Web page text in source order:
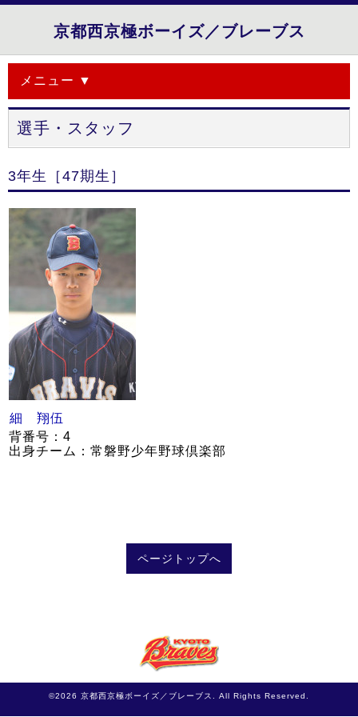
京都西京極ボーイズ／ブレーブス
メニュー ▼
選手・スタッフ
3年生［47期生］
細 翔伍
背番号：4
出身チーム：常磐野少年野球倶楽部
ページトップへ
©2026 京都西京極ボーイズ／ブレーブス . All Rights Reserved.